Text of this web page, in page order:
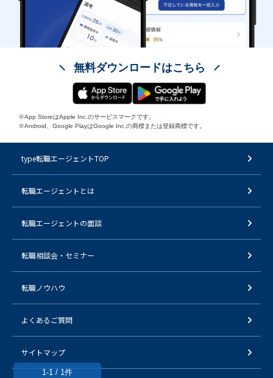
1-1 / 1件
無料ダウンロードはこちら
※App StoreはApple Inc.のサービスマークです。
※Android、Google PlayはGoogle Inc.の商標または登録商標です。
type転職エージェントTOP
転職エージェントとは
転職エージェントの面談
転職相談会・セミナー
転職ノウハウ
よくあるご質問
サイトマップ